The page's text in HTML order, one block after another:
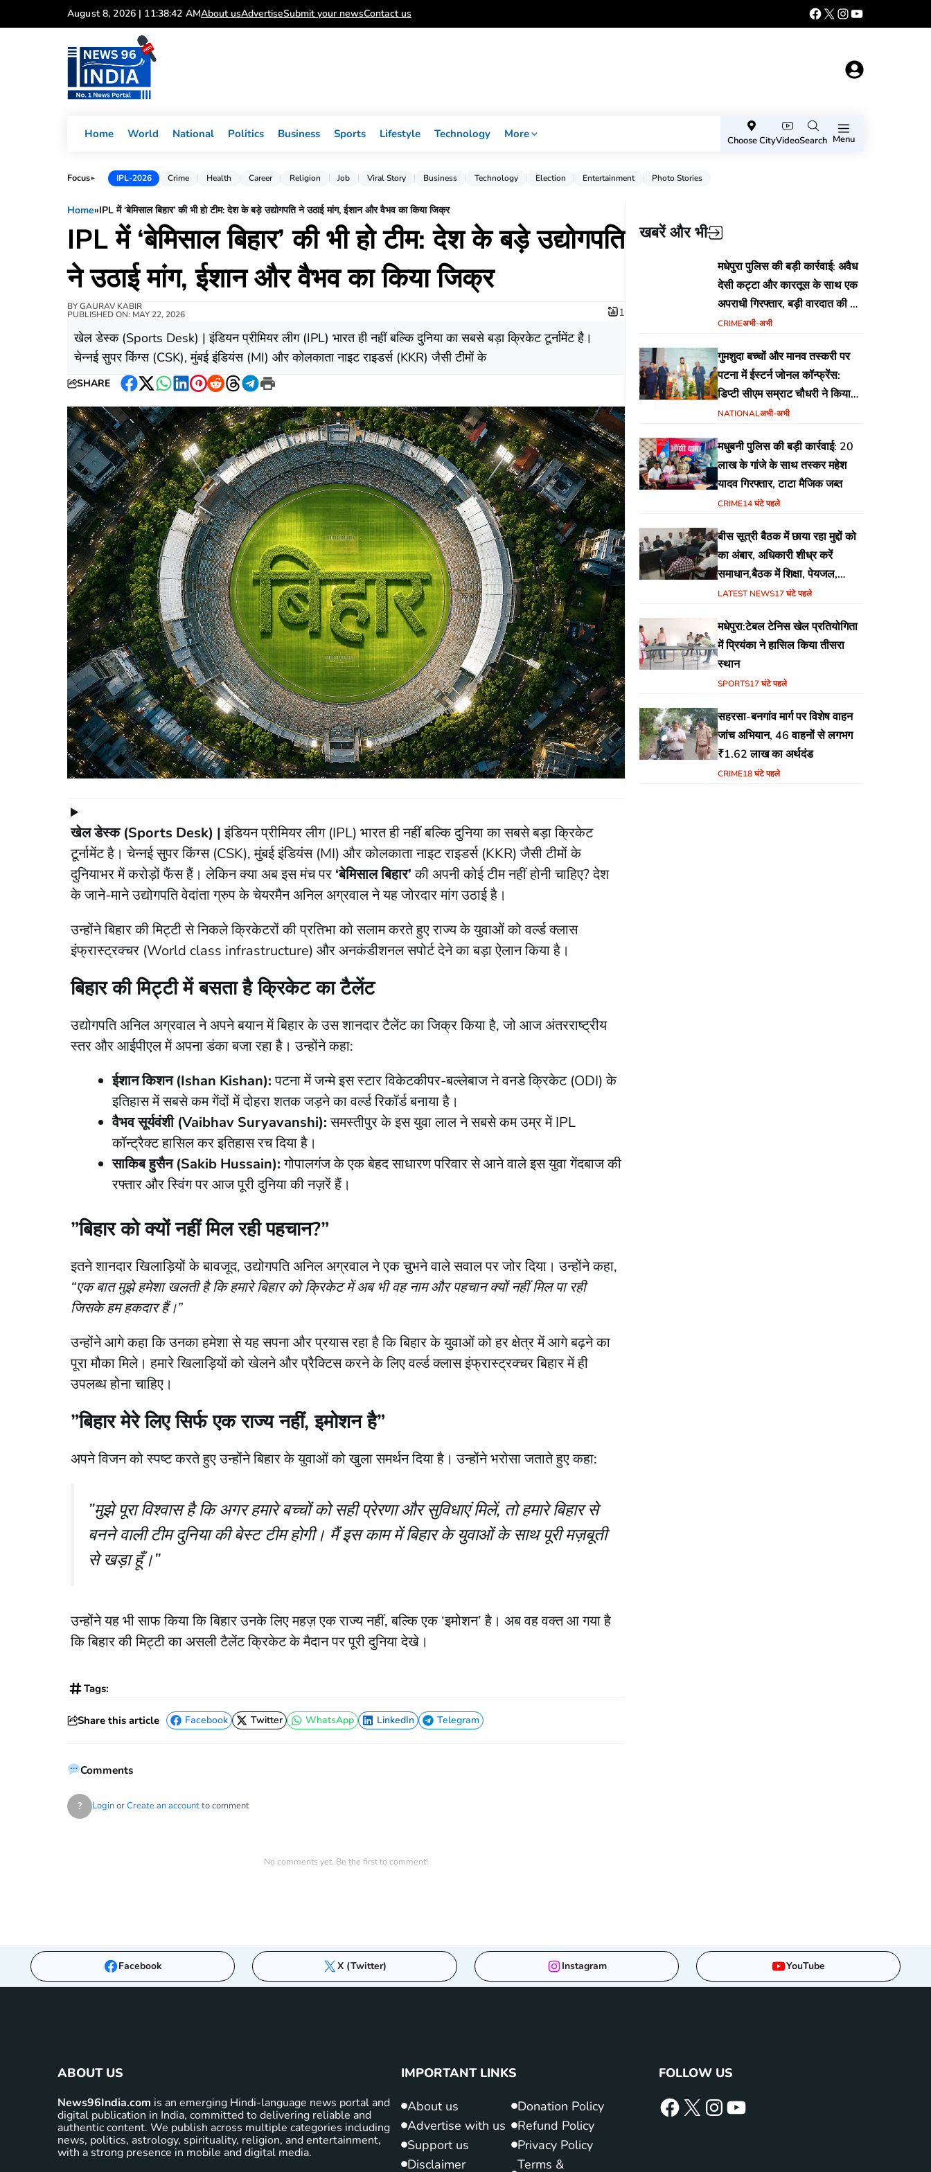
to
August 8, 2026 | 11:38:43 AMAbout usAdvertiseSubmit your newsContact us
Home World National Politics Business Sports Lifestyle Technology More
Choose CityVideoSearch Menu
Focus► IPL-2026 Crime Health Career Religion Job Viral Story Business Technology Election Entertainment Photo Stories
Home»IPL में ‘बेमिसाल बिहार’ की भी हो टीम: देश के बड़े उद्योगपति ने उठाई मांग, ईशान और वैभव का किया जिक्र
IPL में ‘बेमिसाल बिहार’ की भी हो टीम: देश के बड़े उद्योगपति
ने उठाई मांग, ईशान और वैभव का किया जिक्र
BYGAURAV KABIR
PUBLISHED ON: MAY 22, 2026 1
​खेल डेस्क (Sports Desk) | इंडियन प्रीमियर लीग (IPL) भारत ही नहीं बल्कि दुनिया का सबसे बड़ा क्रिकेट टूर्नामेंट है।
चेन्नई सुपर किंग्स (CSK), मुंबई इंडियंस (MI) और कोलकाता नाइट राइडर्स (KKR) जैसी टीमों के
SHARE
Facebook
Twitter
WhatsApp
LinkedIn
Pinterest
RedditThreads
Telegram
Print
खेल डेस्क (Sports Desk) |इंडियन प्रीमियर लीग (IPL) भारत ही नहीं बल्कि दुनिया का सबसे बड़ा क्रिकेट
टूर्नामेंट है। चेन्नई सुपर किंग्स (CSK), मुंबई इंडियंस (MI) और कोलकाता नाइट राइडर्स (KKR) जैसी टीमों के
दुनियाभर में करोड़ों फैंस हैं। लेकिन क्या अब इस मंच पर ‘बेमिसाल बिहार’की अपनी कोई टीम नहीं होनी चाहिए? देश
के जाने-माने उद्योगपति वेदांता ग्रुप के चेयरमैन अनिल अग्रवाल ने यह जोरदार मांग उठाई है।
​उन्होंने बिहार की मिट्टी से निकले क्रिकेटरों की प्रतिभा को सलाम करते हुए राज्य के युवाओं को वर्ल्ड क्लास
इंफ्रास्ट्रक्चर (World class infrastructure) और अनकंडीशनल सपोर्ट देने का बड़ा ऐलान किया है।
​बिहार की मिट्टी में बसता है क्रिकेट का टैलेंट
​उद्योगपति अनिल अग्रवाल ने अपने बयान में बिहार के उस शानदार टैलेंट का जिक्र किया है, जो आज अंतरराष्ट्रीय
स्तर और आईपीएल में अपना डंका बजा रहा है। उन्होंने कहा:
ईशान किशन (Ishan Kishan):पटना में जन्मे इस स्टार विकेटकीपर-बल्लेबाज ने वनडे क्रिकेट (ODI) के
इतिहास में सबसे कम गेंदों में दोहरा शतक जड़ने का वर्ल्ड रिकॉर्ड बनाया है।
वैभव सूर्यवंशी (Vaibhav Suryavanshi):समस्तीपुर के इस युवा लाल ने सबसे कम उम्र में IPL
कॉन्ट्रैक्ट हासिल कर इतिहास रच दिया है।
साकिब हुसैन (Sakib Hussain):गोपालगंज के एक बेहद साधारण परिवार से आने वाले इस युवा गेंदबाज की
रफ्तार और स्विंग पर आज पूरी दुनिया की नज़रें हैं।
​”बिहार को क्यों नहीं मिल रही पहचान?”
​इतने शानदार खिलाड़ियों के बावजूद, उद्योगपति अनिल अग्रवाल ने एक चुभने वाले सवाल पर जोर दिया। उन्होंने कहा,
“एक बात मुझे हमेशा खलती है कि हमारे बिहार को क्रिकेट में अब भी वह नाम और पहचान क्यों नहीं मिल पा रही
जिसके हम हकदार हैं।”
​उन्होंने आगे कहा कि उनका हमेशा से यह सपना और प्रयास रहा है कि बिहार के युवाओं को हर क्षेत्र में आगे बढ़ने का
पूरा मौका मिले। हमारे खिलाड़ियों को खेलने और प्रैक्टिस करने के लिए वर्ल्ड क्लास इंफ्रास्ट्रक्चर बिहार में ही
उपलब्ध होना चाहिए।
​”बिहार मेरे लिए सिर्फ एक राज्य नहीं, इमोशन है”
​अपने विजन को स्पष्ट करते हुए उन्होंने बिहार के युवाओं को खुला समर्थन दिया है। उन्होंने भरोसा जताते हुए कहा:
​”मुझे पूरा विश्वास है कि अगर हमारे बच्चों को सही प्रेरणा और सुविधाएं मिलें, तो हमारे बिहार से
बनने वाली टीम दुनिया की बेस्ट टीम होगी। मैं इस काम में बिहार के युवाओं के साथ पूरी मज़बूती
से खड़ा हूँ।”
​उन्होंने यह भी साफ किया कि बिहार उनके लिए महज़ एक राज्य नहीं, बल्कि एक ‘इमोशन’ है। अब वह वक्त आ गया है
कि बिहार की मिट्टी का असली टैलेंट क्रिकेट के मैदान पर पूरी दुनिया देखे।
Tags:
Share this article
Facebook
Facebook
Twitter
Twitter
WhatsApp
WhatsApp
LinkedIn
LinkedIn
Telegram
Telegram
Comments
? LoginorCreate an accountto comment
No comments yet. Be the first to comment!
खबरें और भी
मधेपुरा पुलिस की बड़ी कार्रवाई: अवैध
देसी कट्टा और कारतूस के साथ एक
अपराधी गिरफ्तार, बड़ी वारदात की थी
योजना
CRIMEअभी-अभी
गुमशुदा बच्चों और मानव तस्करी पर
पटना में ईस्टर्न जोनल कॉन्फ्रेंस:
डिप्टी सीएम सम्राट चौधरी ने किया
उद्घाटन, अंतर्राज्यीय समन्वय पर जोर
NATIONALअभी-अभी
मधुबनी पुलिस की बड़ी कार्रवाई: 20
लाख के गांजे के साथ तस्कर महेश
यादव गिरफ्तार, टाटा मैजिक जब्त
CRIME14 घंटे पहले
बीस सूत्री बैठक में छाया रहा मुद्दों को
का अंबार, अधिकारी शीध्र करें
समाधान,बैठक में शिक्षा, पेयजल,
जलजमाव,आवास ,व किसानों के
LATEST NEWS17 घंटे पहले
मधेपुरा:टेबल टेनिस खेल प्रतियोगिता
में प्रियंका ने हासिल किया तीसरा
स्थान
SPORTS17 घंटे पहले
सहरसा-बनगांव मार्ग पर विशेष वाहन
जांच अभियान, 46 वाहनों से लगभग
₹1.62 लाख का अर्थदंड
CRIME18 घंटे पहले
Facebook X (Twitter) Instagram YouTube
ABOUT US
News96India.com is an emerging Hindi-language news portal and
digital publication in India, committed to delivering reliable and
authentic content. We publish across multiple categories including
news, politics, astrology, spirituality, religion, and entertainment,
with a strong presence in mobile and digital media.
IMPORTANT LINKS
About us
Advertise with us
Support us
Disclaimer
Donation Policy
Refund Policy
Privacy Policy
Terms &
FOLLOW US